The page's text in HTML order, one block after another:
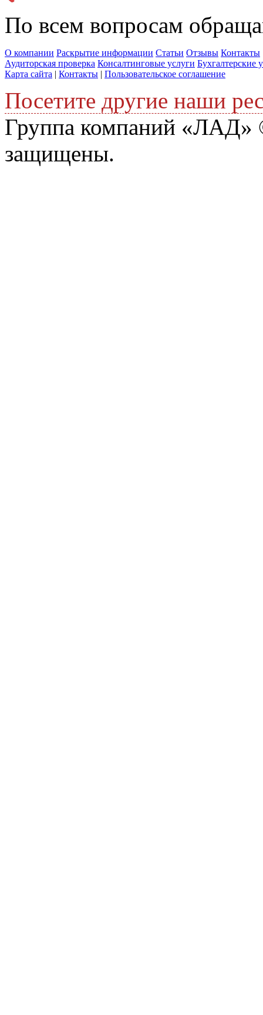
По всем вопросам
О компании Раскрытие информации Статьи Отзывы Контакты
Аудиторская проверка Консалтинговые услуги Бухгалтерские
Карта сайта | Контакты | Пользовательское соглашение
Посетите другие наши
Группа компаний «ЛАД»
защищены.